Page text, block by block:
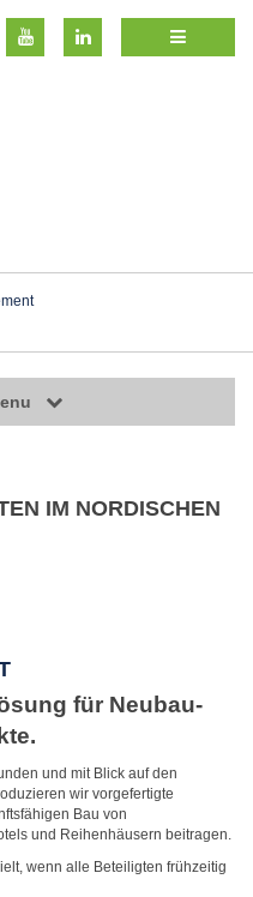
IM NORDISCHEN
für Neubau-
und mit Blick auf den
wir vorgefertigte
Bau von
und Reihenhäusern beitragen.
wenn alle Beteiligten frühzeitig